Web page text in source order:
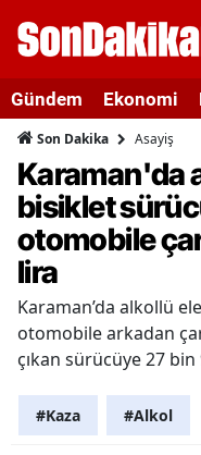
Gündem Ekonomi
Son Dakika Asayiş
Karaman'da
bisiklet
otomobile
lira
Karaman’da alkollü
otomobile arkadan
çıkan sürücüye 27
#Kaza #Alkol